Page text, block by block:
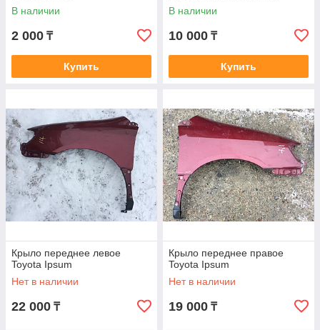
В наличии
2 000 ₸
Купить
В наличии
10 000 ₸
Купить
Крыло переднее левое
Toyota Ipsum
Нет в наличии
22 000 ₸
Крыло переднее правое
Toyota Ipsum
Нет в наличии
19 000 ₸